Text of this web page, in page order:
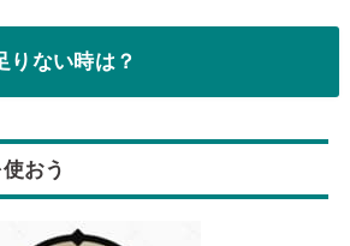
りない時は？
おう